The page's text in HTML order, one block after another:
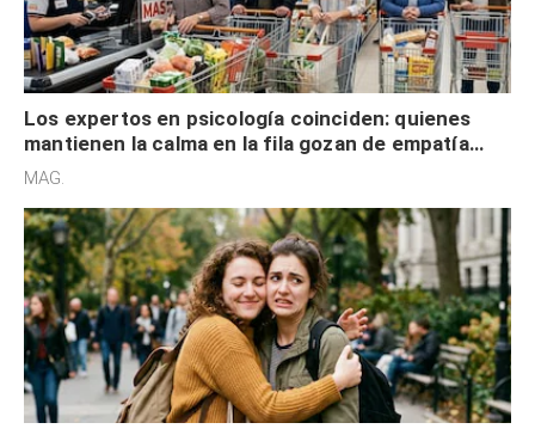
Los expertos en psicología coinciden: quienes
mantienen la calma en la fila gozan de empatía
cognitiva, gratitud y no solo tienen autocontrol
MAG.